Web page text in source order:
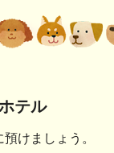
テル
けましょう。